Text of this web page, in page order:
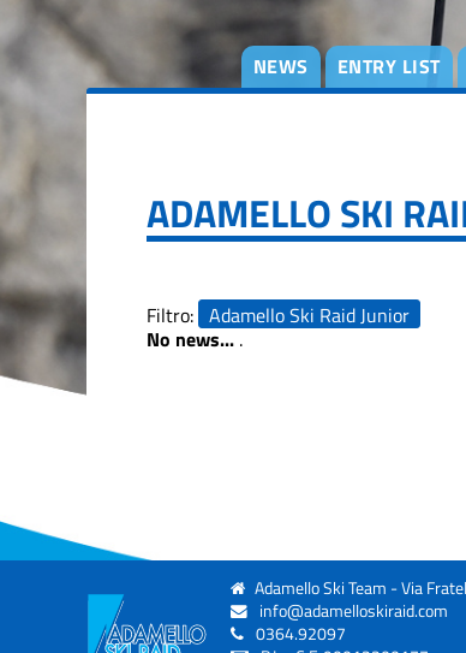
NEWS ENTRY LIST
ADAMELLO SKI
Filtro: Adamello Ski Raid Junior
No news... .
Edizione
2017
Edizione
Edizione
Edizione
2025
Adamello Ski Team - Via
info@adamelloskiraid.com
0364.92097